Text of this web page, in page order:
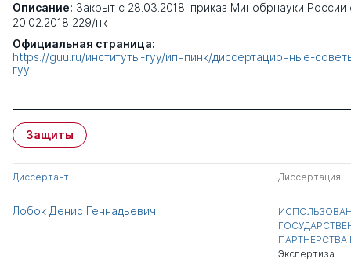
Описание: Закрыт с 28.03.2018. приказ Минобрнауки России
20.02.2018 229/нк
Официальная страница:
https://guu.ru/институты-гуу/ипнпинк/диссертационные-
гуу
Защиты
Диссертант Диссертация
Лобок Денис Геннадьевич
Экспертиза